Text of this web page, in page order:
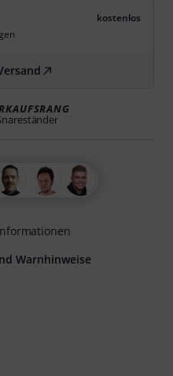
kostenlos
Warnhinweise